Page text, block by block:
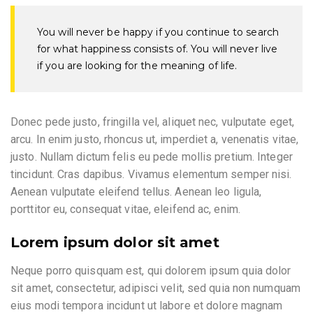
You will never be happy if you continue to search
for what happiness consists of. You will never live
if you are looking for the meaning of life.
Donec pede justo, fringilla vel, aliquet nec, vulputate eget,
arcu. In enim justo, rhoncus ut, imperdiet a, venenatis vitae,
justo. Nullam dictum felis eu pede mollis pretium. Integer
tincidunt. Cras dapibus. Vivamus elementum semper nisi.
Aenean vulputate eleifend tellus. Aenean leo ligula,
porttitor eu, consequat vitae, eleifend ac, enim.
Lorem ipsum dolor sit amet
Neque porro quisquam est, qui dolorem ipsum quia dolor
sit amet, consectetur, adipisci velit, sed quia non numquam
eius modi tempora incidunt ut labore et dolore magnam